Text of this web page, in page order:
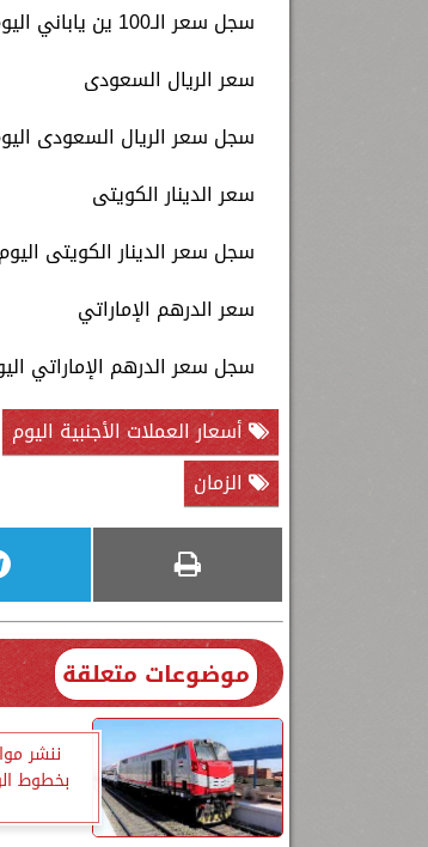
سجل سعر الـ100 ين ياباني اليوم 21.73 جنيه للشراء، و22.04 جنيه للبيع.
سعر الريال السعودى
سجل سعر الريال السعودى اليوم 8.19 جنيه للشراء، و8.22 جنيه
سعر الدينار الكويتى
سجل سعر الدينار الكويتى اليوم 99.45 جنيه للشراء، و100.54 جنيه
سعر الدرهم الإماراتي
سجل سعر الدرهم الإماراتي اليوم 8.38 جنيه للشراء، و8.39
أسعار العملات الأجنبية اليوم
الزمان
موضوعات متعلقة
ننشر
بخطوط